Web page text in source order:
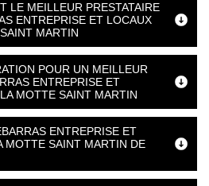
LE MEILLEUR PRESTATAIRE
ENTREPRISE ET LOCAUX
MARTIN
POUR UN MEILLEUR
ENTREPRISE ET
MOTTE SAINT MARTIN
ENTREPRISE ET
MOTTE SAINT MARTIN DE